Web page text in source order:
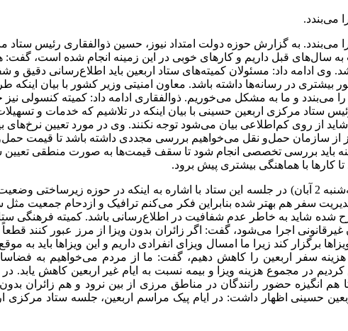
می‌بندد.
می‌بندد. به گزارش حوزه دولت امتداد نیوز، حسین ذوالفقاری رئیس ستاد
به سال‌های قبل داریم و کارهای خوبی در این زمینه انجام شده است،
ادامه داد: مسئولان کمیته‌های ستاد اربعین باید اطلاع‌رسانی دقیق و
در رسانه‌ها داشته باشد. معاون امنیتی وزیر کشور با بیان اینکه
می‌بندد و ما به مشکل می‌خوریم. ذوالفقاری ادامه داد: کمیته کنسولی
ستاد مرکزی اربعین حسینی با بیان اینکه در تلاشیم که خدمات و
از روی کم‌اطلاعی بیان می‌شود توجه نکنند. وی در مورد تعیین نرخ‌های
از سازمان حمل‌و نقل می‌خواهیم بررسی مجددی داشته باشد تا قیمت
باید بررسی تخصصی انجام شود تا سقف قیمت‌ها به صورت منطقی
کارها با هماهنگی بیشتری پیش برود.
به گزارش حوزه دولت امتداد نیوز، حسین ذوالفقاری رئیس ستاد مرکزی اربعین حسینی امروز (سه‌شنبه 2 آبان) در جلسه این ستاد با
سفر هم بهتر شده بنابراین فکر می‌کنم ترافیک و ازدحام جمعیت
شده شاید به خاطر عدم شفافیت در اطلاع‌رسانی باشد. کمیته فرهنگی
غیرقانونی اجرا می‌شود، گفت: اگر زائران بدون ویزا از مرز عبور کنند
برگزار کند زیرا ما امسال ویزای انفرادی داریم و این ویزاها باید به
هزینه سفر اربعین را کاهش دهیم، گفت: ما از مردم می‌خواهیم به
در مجموع هزینه ویزا و بیمه نسبت به ایام غیر اربعین کاهش یابد.
حضور رانندگان در مناطق مرزی از بین نرود و هم زائران بدون
اظهار داشت: در ایام پیک مراسم اربعین، جلسه ستاد مرکزی